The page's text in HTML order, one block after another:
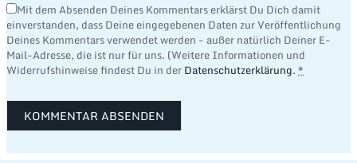
Mit dem Absenden Deines Kommentars erklärst Du Dich damit
einverstanden, dass Deine eingegebenen Daten zur Veröffentlichung
Deines Kommentars verwendet werden - außer natürlich Deiner E-
Mail-Adresse, die ist nur für uns. (Weitere Informationen und
Widerrufshinweise findest Du in derDatenschutzerklärung.*